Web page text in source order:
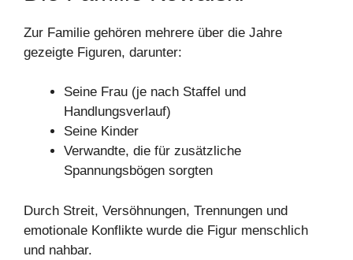
Zur Familie gehören mehrere über die Jahre
gezeigte Figuren, darunter:
Seine Frau (je nach Staffel und
Handlungsverlauf)
Seine Kinder
Verwandte, die für zusätzliche
Spannungsbögen sorgten
Durch Streit, Versöhnungen, Trennungen und
emotionale Konflikte wurde die Figur menschlich
und nahbar.